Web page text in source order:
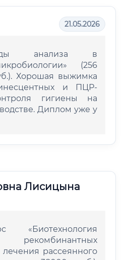
21.05.2026
анализа в
(256
Хорошая выжимка
и ПЦР-
гигиены на
Диплом уже у
Лисицына
«Биотехнология
рекомбинантных
рассеянного